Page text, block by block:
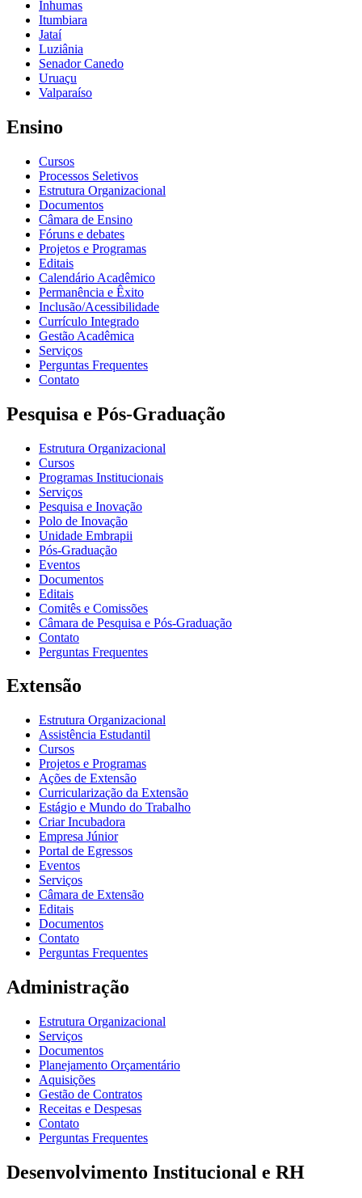
Inhumas
Itumbiara
Jataí
Luziânia
Senador Canedo
Uruaçu
Valparaíso
Ensino
Cursos
Processos Seletivos
Estrutura Organizacional
Documentos
Câmara de Ensino
Fóruns e debates
Projetos e Programas
Editais
Calendário Acadêmico
Permanência e Êxito
Inclusão/Acessibilidade
Currículo Integrado
Gestão Acadêmica
Serviços
Perguntas Frequentes
Contato
Pesquisa e Pós-Graduação
Estrutura Organizacional
Cursos
Programas Institucionais
Serviços
Pesquisa e Inovação
Polo de Inovação
Unidade Embrapii
Pós-Graduação
Eventos
Documentos
Editais
Comitês e Comissões
Câmara de Pesquisa e Pós-Graduação
Contato
Perguntas Frequentes
Extensão
Estrutura Organizacional
Assistência Estudantil
Cursos
Projetos e Programas
Ações de Extensão
Curricularização da Extensão
Estágio e Mundo do Trabalho
Criar Incubadora
Empresa Júnior
Portal de Egressos
Eventos
Serviços
Câmara de Extensão
Editais
Documentos
Contato
Perguntas Frequentes
Administração
Estrutura Organizacional
Serviços
Documentos
Planejamento Orçamentário
Aquisições
Gestão de Contratos
Receitas e Despesas
Contato
Perguntas Frequentes
Desenvolvimento Institucional e RH